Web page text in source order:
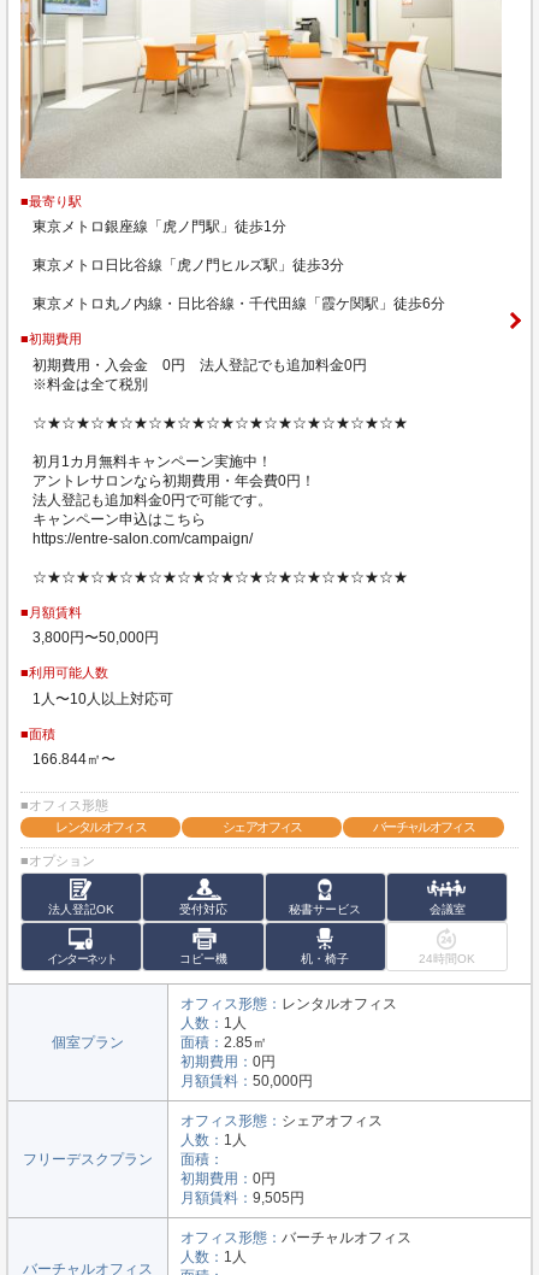
■最寄り駅
東京メトロ銀座線「虎ノ門駅」徒歩1分
東京メトロ日比谷線「虎ノ門ヒルズ駅」徒歩3分
東京メトロ丸ノ内線・日比谷線・千代田線「霞ケ関駅」徒歩6分
■初期費用
初期費用・入会金 0円 法人登記でも追加料金0円
※料金は全て税別
☆★☆★☆★☆★☆★☆★☆★☆★☆★☆★☆★☆★☆★
初月1カ月無料キャンペーン実施中！
アントレサロンなら初期費用・年会費0円！
法人登記も追加料金0円で可能です。
キャンペーン申込はこちら
https://entre-salon.com/campaign/
☆★☆★☆★☆★☆★☆★☆★☆★☆★☆★☆★☆★☆★
■月額賃料
3,800円〜50,000円
■利用可能人数
1人〜10人以上対応可
■面積
166.844㎡〜
■オフィス形態
レンタルオフィス
シェアオフィス バーチャルオフィス
■オプション
法人登記OK 受付対応 秘書サービス 会議室
インターネット コピー機 机・椅子 24時間OK
個室プラン
オフィス形態： レンタルオフィス
人数： 1人
面積： 2.85㎡
初期費用： 0円
月額賃料： 50,000円
フリーデスクプラン
オフィス形態： シェアオフィス
人数： 1人
面積：
初期費用： 0円
月額賃料： 9,505円
バーチャルオフィス
オフィス形態： バーチャルオフィス
人数： 1人